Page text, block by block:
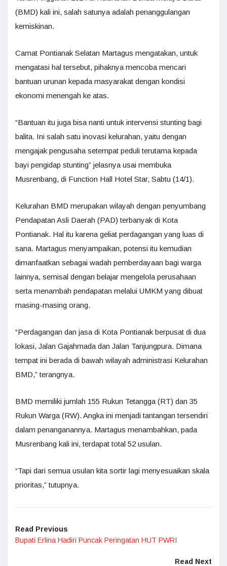
(BMD) kali ini, salah satunya adalah penanggulangan
kemiskinan.
Camat Pontianak Selatan Martagus mengatakan, untuk
mengatasi hal tersebut, pihaknya mencoba mencari
bantuan urunan kepada masyarakat dengan kondisi
ekonomi menengah ke atas.
“Bantuan itu juga bisa nanti untuk intervensi stunting bagi
balita. Ini salah satu inovasi kelurahan, yaitu dengan
mengajak pengusaha setempat peduli terutama kepada
bayi pengidap stunting” jelasnya usai membuka
Musrenbang, di Function Hall Hotel Star, Sabtu (14/1).
Kelurahan BMD merupakan wilayah dengan penyumbang
Pendapatan Asli Daerah (PAD) terbanyak di Kota
Pontianak. Hal itu karena geliat perdagangan yang luas di
sana. Martagus menyampaikan, potensi itu kemudian
dimanfaatkan sebagai wadah pemberdayaan bagi warga
lainnya, semisal dengan belajar mengelola perusahaan
serta menambah pendapatan melalui UMKM yang dibuat
masing-masing orang.
“Perdagangan dan jasa di Kota Pontianak berpusat di dua
lokasi, Jalan Gajahmada dan Jalan Tanjungpura. Dimana
tempat ini berada di bawah wilayah administrasi Kelurahan
BMD,” terangnya.
BMD memiliki jumlah 155 Rukun Tetangga (RT) dan 35
Rukun Warga (RW). Angka ini menjadi tantangan tersendiri
dalam penanganannya. Martagus menambahkan, pada
Musrenbang kali ini, terdapat total 52 usulan.
“Tapi dari semua usulan kita sortir lagi menyesuaikan skala
prioritas,” tutupnya.
Read Previous
Bupati Erlina Hadiri Puncak Peringatan HUT PWRI
Read Next